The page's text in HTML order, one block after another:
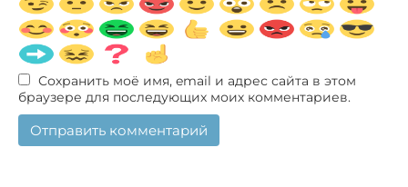
Сохранить моё имя, email и адрес сайта в этом
браузере для последующих моих комментариев.